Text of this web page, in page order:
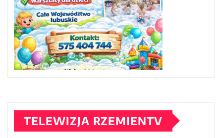
TELEWIZJA RZEMIENTV